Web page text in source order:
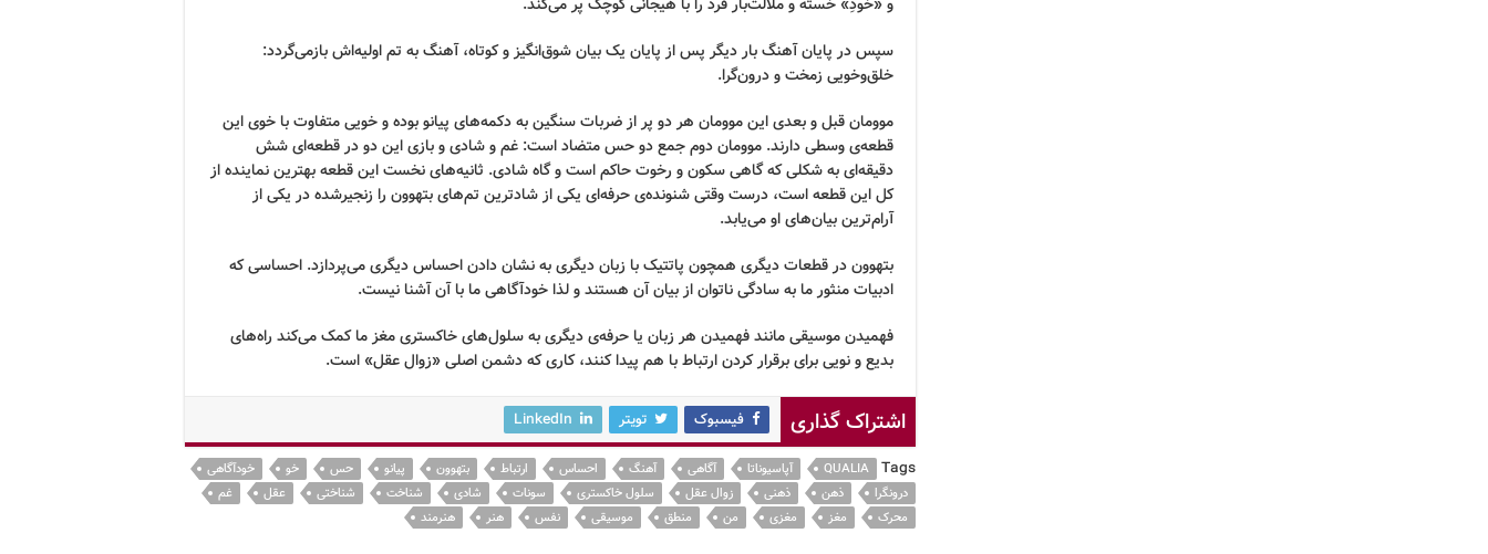
و «خودِ» خسته و ملالت‌بار فرد را با هیجانی کوچک پر می‌کند.
سپس در پایان آهنگ بار دیگر پس از پایان یک بیان شوق‌انگیز و کوتاه، آهنگ به تم اولیه‌اش بازمی‌گردد:
خلق‌وخویی زمخت و درون‌گرا.
موومان قبل و بعدی این موومان هر دو پر از ضربات سنگین به دکمه‌های پیانو بوده و خویی متفاوت با خوی این
قطعه‌ی وسطی دارند. موومان دوم جمع دو حس متضاد است: غم و شادی و بازی این دو در قطعه‌ای شش
دقیقه‌ای به شکلی که گاهی سکون و رخوت حاکم است و گاه شادی. ثانیه‌های نخست این قطعه بهترین نماینده از
کل این قطعه است، درست وقتی شنونده‌ی حرفه‌ای یکی از شادترین تم‌های بتهوون را زنجیرشده در یکی از
آرام‌ترین بیان‌های او می‌یابد.
بتهوون در قطعات دیگری همچون پاتتیک با زبان دیگری به نشان دادن احساس دیگری می‌پردازد. احساسی که
ادبیات منثور ما به سادگی ناتوان از بیان آن هستند و لذا خودآگاهی ما با آن آشنا نیست.
فهمیدن موسیقی مانند فهمیدن هر زبان یا حرفه‌ی دیگری به سلول‌های خاکستری مغز ما کمک می‌کند راه‌های
بدیع و نویی برای برقرار کردن ارتباط با هم پیدا کنند، کاری که دشمن اصلی «زوال عقل» است.
اشتراک گذاری فیسبوک تویتر LinkedIn
Tags
QUALIA آپاسیوناتا آگاهی آهنگ احساس ارتباط بتهوون پیانو حس خو
خودآگاهی
درونگرا
ذهن ذهنی زوال عقل سلول خاکستری سونات شادی شناخت شناختی عقل
غم
محرک
مغز مغزی من منطق موسیقی نفس هنر هنرمند